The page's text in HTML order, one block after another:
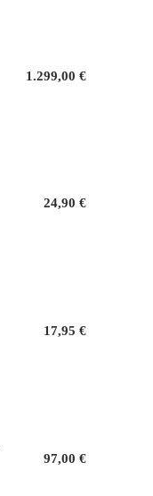
1.299,00 €
24,90 €
17,95 €
97,00 €